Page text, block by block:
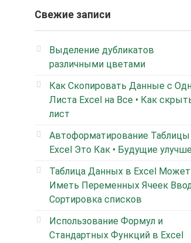
Свежие записи
Выделение дубликатов
различными цветами
Как Скопировать Данные с
Листа Excel на Все • Как
лист
Автоформатирование
Excel Это Как • Будущие
Таблица Данных в Excel Может
Иметь Переменных Ячеек
Сортировка списков
Использование Формул и
Стандартных Функций в Excel